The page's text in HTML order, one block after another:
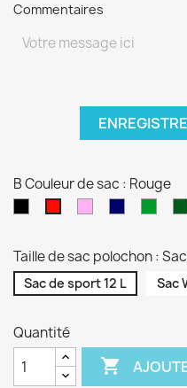
Commentaires
B Couleur de sac : Rouge
Taille de sac polochon :
Sac de sport 12 L Sac
Quantité
